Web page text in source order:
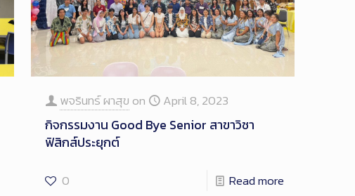
พจรินทร์ ผาสุข on April 8, 2023
กิจกรรมงาน Good Bye Senior สาขาวิชา
ฟิสิกส์ประยุกต์
0 Read more